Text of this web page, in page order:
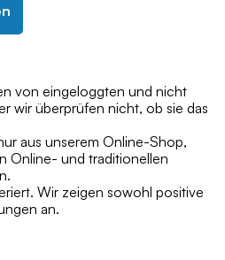
von eingeloggten und nicht
wir überprüfen nicht, ob sie das
aus unserem Online-Shop,
Online- und traditionellen
Wir zeigen sowohl positive
an.